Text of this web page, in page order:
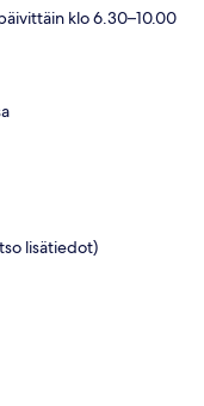
klo 6.30–10.00
lisätiedot)